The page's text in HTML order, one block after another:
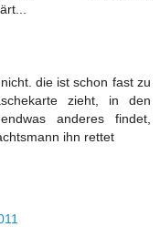
die ist schon fast zu
zieht, in den
anderes findet,
ihn rettet